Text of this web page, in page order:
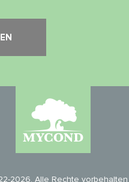
2026. Alle Rechte vorbehalten